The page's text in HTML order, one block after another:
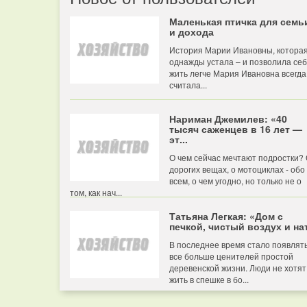
Маленькая птичка для
и дохода
История Марии Ивановны, которая
однажды устала – и позволила
жить легче Мария Ивановна всегда
считала...
Нариман Джемилев: «40
тысяч саженцев в 16 лет —
эт...
О чем сейчас мечтают подростки?
дорогих вещах, о мотоциклах - обо
всем, о чем угодно, но только не о
том, как нач...
Татьяна Легкая: «Дом с
печкой, чистый воздух и
В последнее время стало
все больше ценителей простой
деревенской жизни. Люди не хотят
жить в спешке в бо...